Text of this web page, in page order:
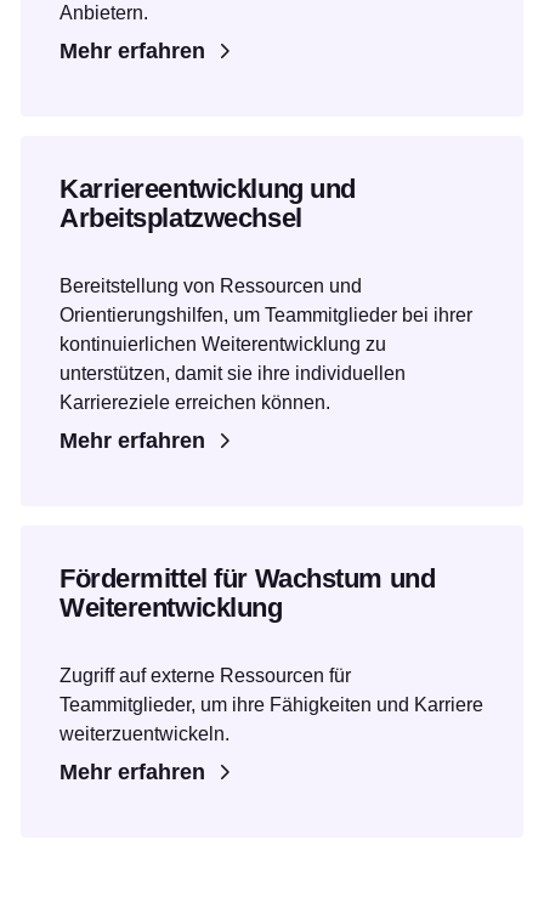
Anbietern.
Mehr erfahren
Karriereentwicklung und
Arbeitsplatzwechsel
Bereitstellung von Ressourcen und
Orientierungshilfen, um Teammitglieder bei ihrer
kontinuierlichen Weiterentwicklung zu
unterstützen, damit sie ihre individuellen
Karriereziele erreichen können.
Mehr erfahren
Fördermittel für Wachstum und
Weiterentwicklung
Zugriff auf externe Ressourcen für
Teammitglieder, um ihre Fähigkeiten und Karriere
weiterzuentwickeln.
Mehr erfahren